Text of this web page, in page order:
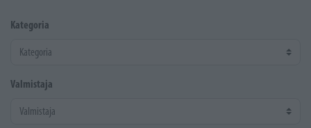
Kategoria
Valmistaja